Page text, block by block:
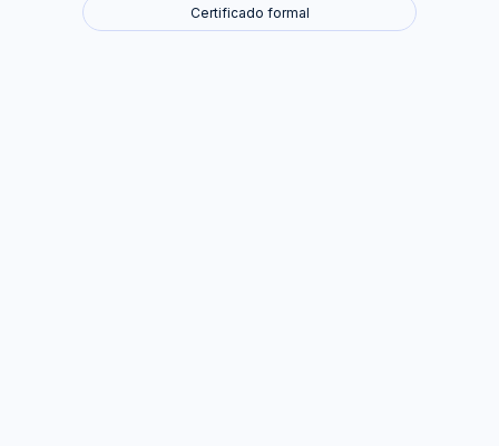
Certificado formal